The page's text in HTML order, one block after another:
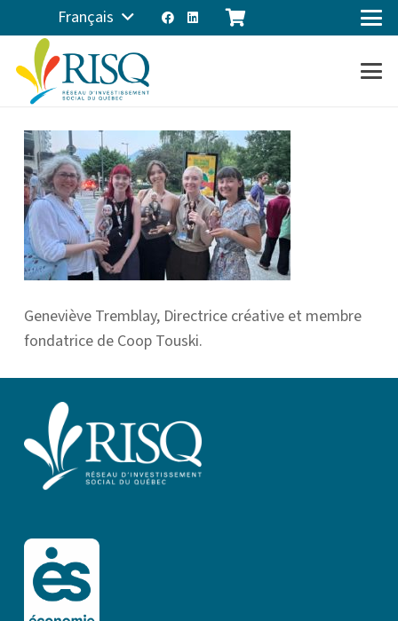
Français
Geneviève Tremblay, Directrice créative et membre
fondatrice de Coop Touski.